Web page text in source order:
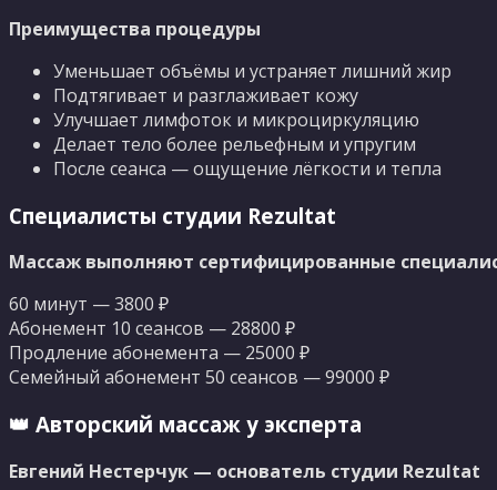
Преимущества процедуры
Уменьшает объёмы и устраняет лишний жир
Подтягивает и разглаживает кожу
Улучшает лимфоток и микроциркуляцию
Делает тело более рельефным и упругим
После сеанса — ощущение лёгкости и тепла
Специалисты студии Rezultat
Массаж выполняют сертифицированные
60 минут — 3800 ₽
Абонемент 10 сеансов — 28800 ₽
Продление абонемента — 25000 ₽
Семейный абонемент 50 сеансов — 99000 ₽
👑 Авторский массаж у эксперта
Евгений Нестерчук — основатель студии Rezultat